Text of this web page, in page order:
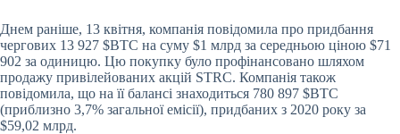
Днем раніше, 13 квітня, компанія повідомила про придбання
чергових 13 927 $BTC на суму $1 млрд за середньою ціною $71
902 за одиницю. Цю покупку було профінансовано шляхом
продажу привілейованих акцій STRC. Компанія також
повідомила, що на її балансі знаходиться 780 897 $BTC
(приблизно 3,7% загальної емісії), придбаних з 2020 року за
$59,02 млрд.